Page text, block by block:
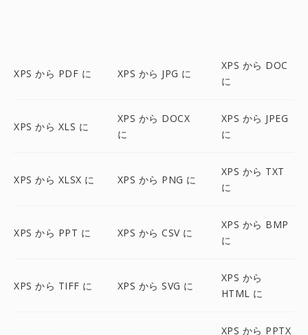
XPS から PDF に XPS から JPG に
XPS から DOC
に
XPS から XLS に
XPS から DOCX
に
XPS から JPEG
に
XPS から XLSX に XPS から PNG に
XPS から TXT
に
XPS から PPT に XPS から CSV に
XPS から BMP
に
XPS から TIFF に XPS から SVG に
XPS から
HTML に
XPS から PPTX